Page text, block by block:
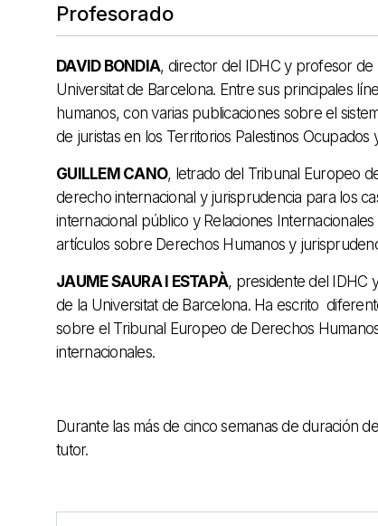
Profesorado
DAVID BONDIA, director del IDHC y profesor de
Universitat de Barcelona. Entre sus principales
humanos, con varias publicaciones sobre el
de juristas en los Territorios Palestinos Ocupados
GUILLEM CANO, letrado del Tribunal Europeo
derecho internacional y jurisprudencia para los
internacional público y Relaciones
artículos sobre Derechos Humanos y
JAUME SAURA I ESTAPÀ, presidente del IDHC
de la Universitat de Barcelona. Ha escrito
sobre el Tribunal Europeo de Derechos
internacionales.
Durante las más de cinco semanas de duración
tutor.